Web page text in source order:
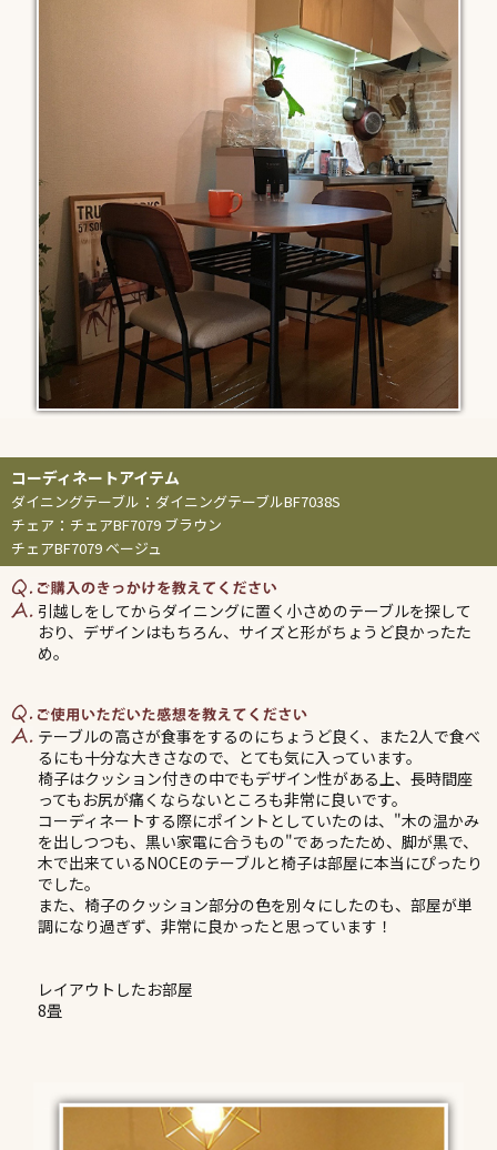
ダイニングテーブル ： ダイニングテーブルBF7038S
チェア ： チェアBF7079 ブラウン
チェアBF7079 ベージュ
引越しをしてからダイニングに置く小さめのテーブルを探して
おり、デザインはもちろん、サイズと形がちょうど良かったた
め。
テーブルの高さが食事をするのにちょうど良く、また2人で食べ
るにも十分な大きさなので、とても気に入っています。
椅子はクッション付きの中でもデザイン性がある上、長時間座
ってもお尻が痛くならないところも非常に良いです。
コーディネートする際にポイントとしていたのは、"木の温かみ
を出しつつも、黒い家電に合うもの"であったため、脚が黒で、
木で出来ているNOCEのテーブルと椅子は部屋に本当にぴったり
でした。
また、椅子のクッション部分の色を別々にしたのも、部屋が単
調になり過ぎず、非常に良かったと思っています！
レイアウトしたお部屋
8畳